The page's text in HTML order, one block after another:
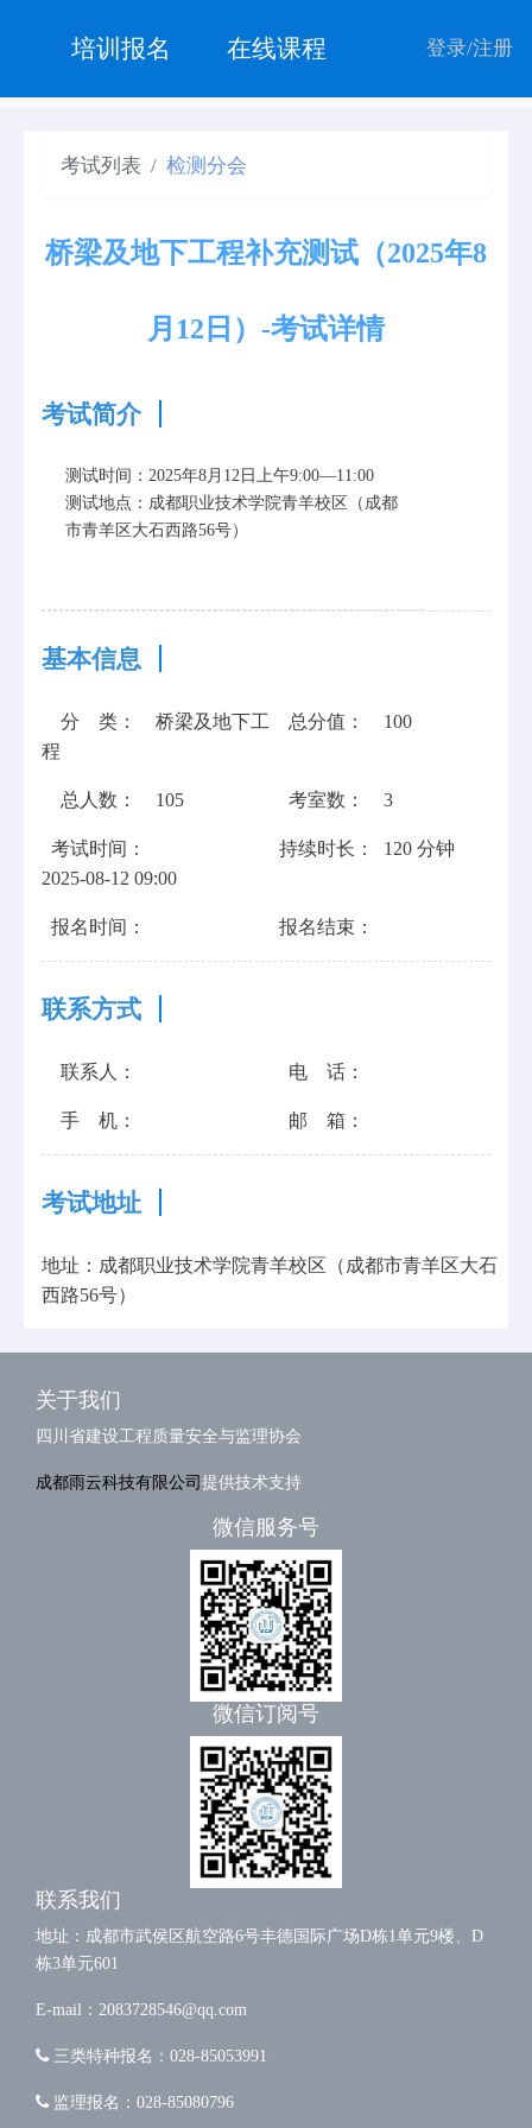
培训报名 在线课程 登录/注册
考试列表 检测分会
桥梁及地下工程补充测试（2025年8
月12日）-考试详情
考试简介
测试时间：2025年8月12日上午9:00—11:00
测试地点：成都职业技术学院青羊校区（成都
市青羊区大石西路56号）
基本信息
分 类：
桥梁及地下工
程
总分值： 100
总人数： 105 考室数： 3
考试时间：
2025-08-12 09:00
持续时长： 120 分钟
报名时间： 报名结束：
联系方式
联系人： 电 话：
手 机： 邮 箱：
考试地址
地址：成都职业技术学院青羊校区（成都市青羊区大石
西路56号）
关于我们
四川省建设工程质量安全与监理协会
成都雨云科技有限公司提供技术支持
微信服务号
微信订阅号
联系我们
地址：成都市武侯区航空路6号丰德国际广场D栋1单元9楼、D
栋3单元601
E-mail：2083728546@qq.com
三类特种报名：028-85053991
监理报名：028-85080796